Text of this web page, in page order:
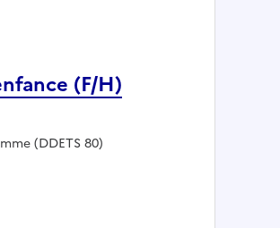
(F/H)
(DDETS 80)